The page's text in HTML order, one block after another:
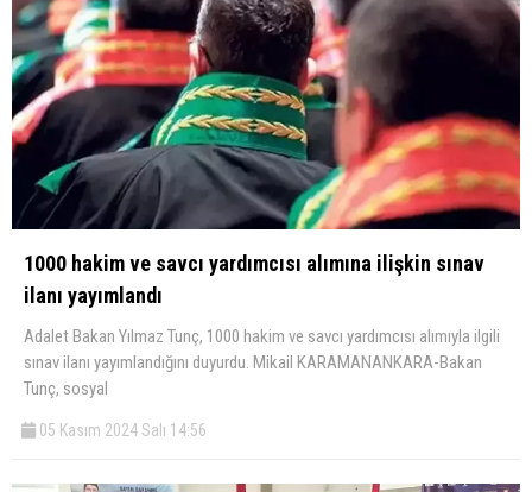
1000 hakim ve savcı yardımcısı alımına ilişkin sınav
ilanı yayımlandı
Adalet Bakan Yılmaz Tunç, 1000 hakim ve savcı yardımcısı alımıyla ilgili
sınav ilanı yayımlandığını duyurdu. Mikail KARAMANANKARA-Bakan
Tunç, sosyal
05 Kasım 2024 Salı 14:56